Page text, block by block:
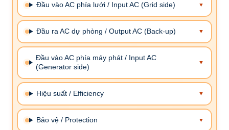
Đầu vào AC phía lưới / Input AC (Grid side)
Đầu ra AC dự phòng / Output AC (Back-up)
Đầu vào AC phía máy phát / Input AC
(Generator side)
Hiệu suất / Efficiency
Bảo vệ / Protection